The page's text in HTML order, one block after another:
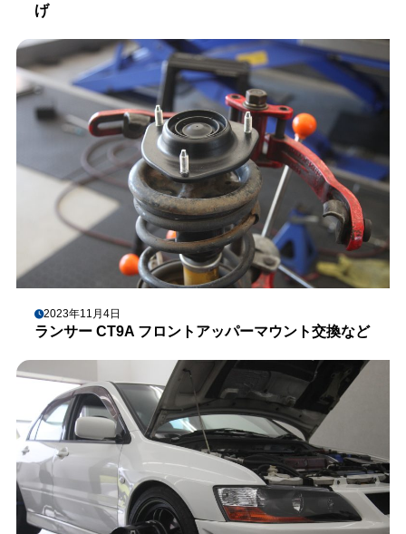
げ
2023年11月4日
ランサー CT9A フロントアッパーマウント交換など